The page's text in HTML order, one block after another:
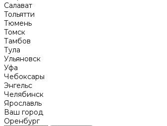
Салават
Тольятти
Тюмень
Томск
Тамбов
Тула
Ульяновск
Уфа
Чебоксары
Энгельс
Челябинск
Ярославль
Ваш город
Оренбург